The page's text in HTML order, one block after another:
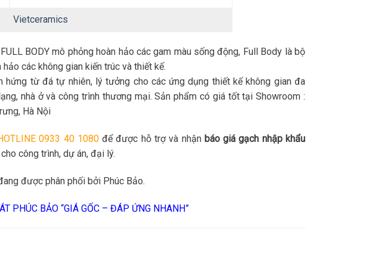
Vietceramics
BODY mô phỏng hoàn hảo các gam màu sống động, Full Body là bộ
các không gian kiến trúc và thiết kế.
từ đá tự nhiên, lý tưởng cho các ứng dụng thiết kế không gian đa
nhà ở và công trình thương mại. Sản phẩm có giá tốt tại Showroom :
Hà Nội
0933 40 1080để được hỗ trợ và nhận báo giá gạch nhập khẩu
công trình, dự án, đại lý.
được phân phối bởi Phúc Bảo.
PHÚC BẢO “GIÁ GỐC – ĐÁP ỨNG NHANH”